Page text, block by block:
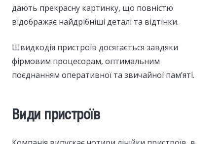
дають прекрасну картинку, що повністю
відображає найдрібніші деталі та відтінки.
Швидкодія пристроїв досягається завдяки
фірмовим процесорам, оптимальним
поєднанням оперативної та звичайної пам’яті.
Види пристроїв